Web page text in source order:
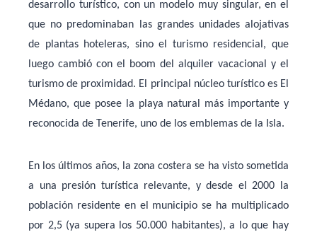
desarrollo turístico, con un modelo muy singular, en el
que no predominaban las grandes unidades alojativas
de plantas hoteleras, sino el turismo residencial, que
luego cambió con el boom del alquiler vacacional y el
turismo de proximidad. El principal núcleo turístico es El
Médano, que posee la playa natural más importante y
reconocida de Tenerife, uno de los emblemas de la Isla.
En los últimos años, la zona costera se ha visto sometida
a una presión turística relevante, y desde el 2000 la
población residente en el municipio se ha multiplicado
por 2,5 (ya supera los 50.000 habitantes), a lo que hay